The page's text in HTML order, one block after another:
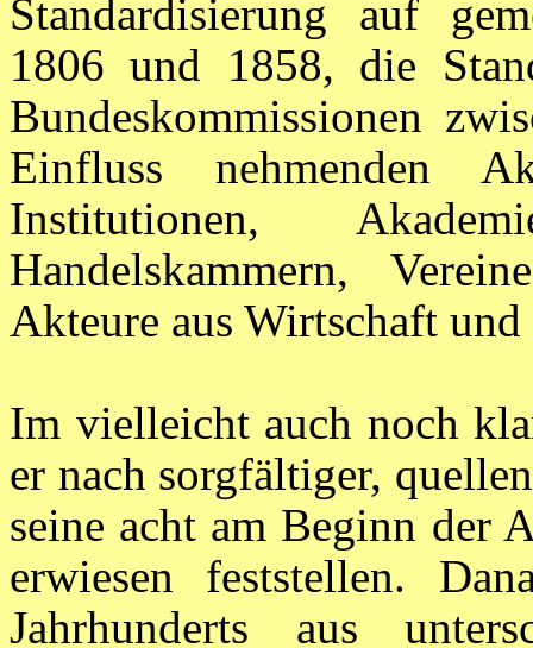
Standardisierung auf
1806 und 1858, die
Bundeskommissionen
Einfluss nehmenden
Institutionen,
Handelskammern,
Akteure aus Wirtschaft
Im vielleicht auch noch
er nach sorgfältiger,
seine acht am Beginn der
erwiesen feststellen.
Jahrhunderts aus